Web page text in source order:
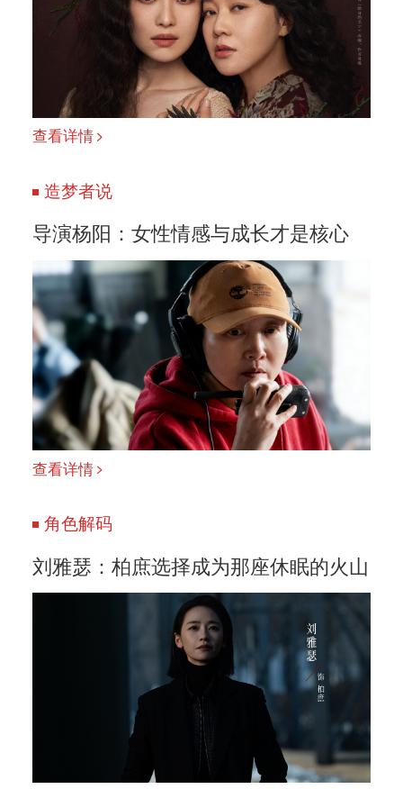
查看详情
造梦者说
导演杨阳：女性情感与成长才是核心
查看详情
角色解码
刘雅瑟：柏庶选择成为那座休眠的火山